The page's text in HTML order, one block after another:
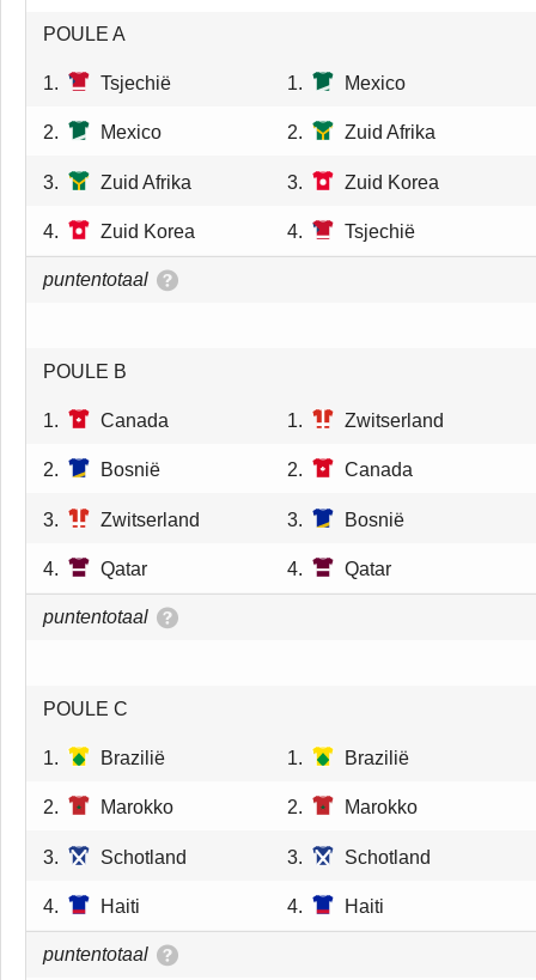
POULE A
1. Tsjechië 1. Mexico
2. Mexico 2. Zuid Afrika
3. Zuid Afrika 3. Zuid Korea
4. Zuid Korea 4. Tsjechië
puntentotaal
POULE B
1. Canada 1. Zwitserland
2. Bosnië 2. Canada
3. Zwitserland 3. Bosnië
4. Qatar 4. Qatar
puntentotaal
POULE C
1. Brazilië 1. Brazilië
2. Marokko 2. Marokko
3. Schotland 3. Schotland
4. Haiti 4. Haiti
puntentotaal